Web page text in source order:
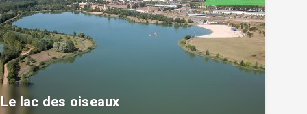
vestiges gallo-romains comme zone de nidification. A
partir du sentier d'interprétation, il est possible de
découvrir ces vestiges datant des IIème et IIIème siècles
après J.C. : temple, marché, forum, théâtre, thermes... Afin
de conserver le milieu ouvert, tout en respectant le cycle
biologique des fleurs et insectes présents, le site est
sont également pâturées grâce à une convention entre le
Le lac des oiseaux